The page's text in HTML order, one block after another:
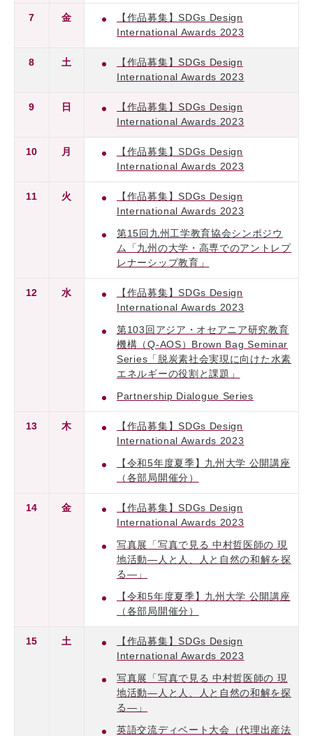
7 金
【作品募集】SDGs Design
International Awards 2023
8 土
【作品募集】SDGs Design
International Awards 2023
9 日
【作品募集】SDGs Design
International Awards 2023
10 月
【作品募集】SDGs Design
International Awards 2023
11 火
【作品募集】SDGs Design
International Awards 2023
第15回九州工学教育協会シンポジウ
ム「九州の大学・高専でのアントレプ
レナーシップ教育」
12 水
【作品募集】SDGs Design
International Awards 2023
第103回アジア・オセアニア研究教育
機構（Q-AOS）Brown Bag Seminar
Series「脱炭素社会実現に向けた水素
エネルギーの役割と課題」
Partnership Dialogue Series
13 木
【作品募集】SDGs Design
International Awards 2023
【令和5年度夏季】九州大学 公開講座
（各部局開催分）
14 金
【作品募集】SDGs Design
International Awards 2023
写真展「写真で見る 中村哲医師の 現
地活動―人と人、人と自然の和解を探
る―」
【令和5年度夏季】九州大学 公開講座
（各部局開催分）
15 土
【作品募集】SDGs Design
International Awards 2023
写真展「写真で見る 中村哲医師の 現
地活動―人と人、人と自然の和解を探
る―」
英語交流ディベート大会（代理出産法